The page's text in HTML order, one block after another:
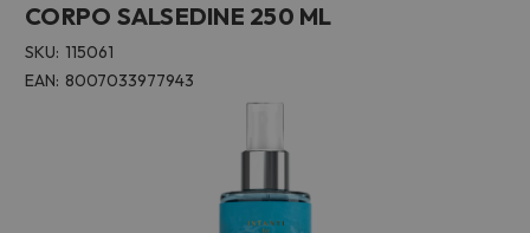
CORPO SALSEDINE 250 ML
SKU: 115061
EAN: 8007033977943